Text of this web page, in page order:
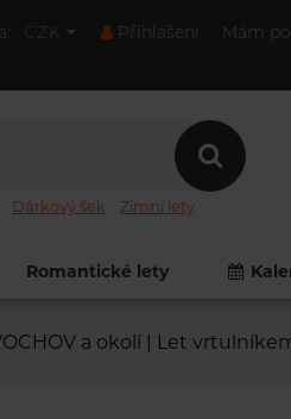
CZK Přihlášení Mám
Dárkový šek Zimní lety
Romantické lety
a okolí | Let